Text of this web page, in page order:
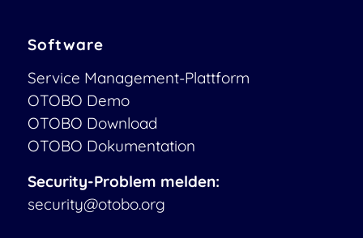
Software
Service Management-Plattform
OTOBO Demo
OTOBO Download
OTOBO Dokumentation
Security-Problem melden:
security@otobo.org